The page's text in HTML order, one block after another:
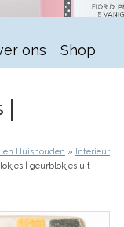
ons Shop
en Huishouden
Interieur
| geurblokjes uit